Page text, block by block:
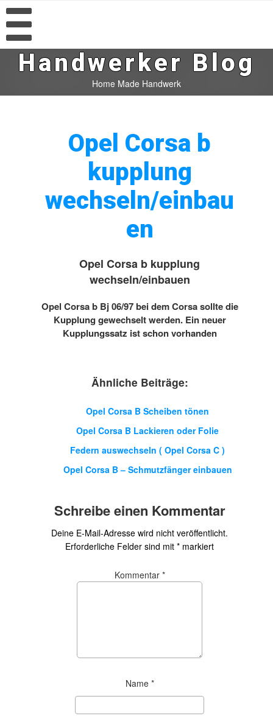
Handwerker Blog
Home Made Handwerk
Opel Corsa b
kupplung
wechseln/einbau
en
Opel Corsa b kupplung
wechseln/einbauen
Opel Corsa b Bj 06/97 bei dem Corsa sollte die
Kupplung gewechselt werden. Ein neuer
Kupplungssatz ist schon vorhanden
Ähnliche Beiträge:
Opel Corsa B Scheiben tönen
Opel Corsa B Lackieren oder Folie
Federn auswechseln ( Opel Corsa C )
Opel Corsa B – Schmutzfänger einbauen
Schreibe einen Kommentar
Deine E-Mail-Adresse wird nicht veröffentlicht.
Erforderliche Felder sind mit * markiert
Kommentar *
Name *